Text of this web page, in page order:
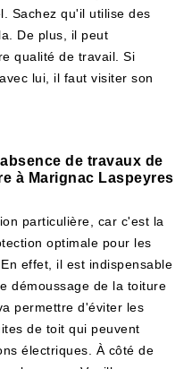
Sachez qu'il utilise des
De plus, il peut
qualité de travail. Si
lui, il faut visiter son
de travaux de
à Marignac Laspeyres
particulière, car c'est la
optimale pour les
effet, il est indispensable
démoussage de la toiture
permettre d'éviter les
de toit qui peuvent
électriques. À côté de